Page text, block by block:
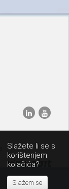
Slažete li se s
korištenjem
kolačića?
Slažem se